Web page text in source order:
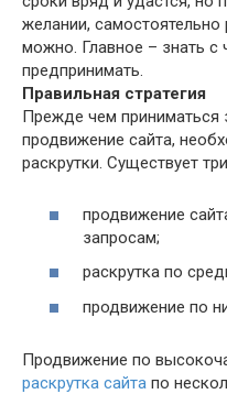
желании, самостоятельно
можно. Главное – знать с
предпринимать.
Правильная стратегия
Прежде чем приниматься
продвижение сайта,
раскрутки. Существует
продвижение
запросам;
раскрутка по
продвижение по
Продвижение по
раскрутка сайта по